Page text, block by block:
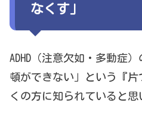
なくす」
ADHD（注意欠如・多動症
頓ができない」という『
くの方に知られていると思